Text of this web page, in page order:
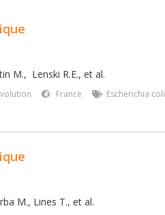
M., Lenski R.E., et al.
France Escherichia coli
M., Lines T., et al.